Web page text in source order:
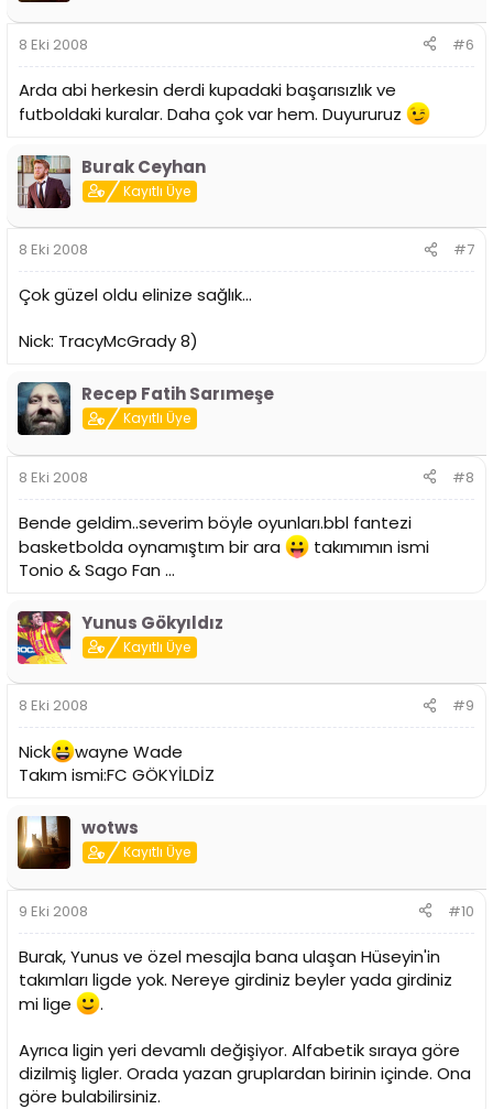
8 Eki 2008 #6
Arda abi herkesin derdi kupadaki başarısızlık ve
futboldaki kuralar. Daha çok var hem. Duyururuz
Burak Ceyhan
Kayıtlı Üye
8 Eki 2008 #7
Çok güzel oldu elinize sağlık...
Nick: TracyMcGrady 8)
Recep Fatih Sarımeşe
Kayıtlı Üye
8 Eki 2008 #8
Bende geldim..severim böyle oyunları.bbl fantezi
basketbolda oynamıştım bir ara
takımımın ismi
Tonio & Sago Fan ...
Yunus Gökyıldız
Kayıtlı Üye
8 Eki 2008 #9
Nick
wayne Wade
Takım ismi:FC GÖKYİLDİZ
wotws
Kayıtlı Üye
9 Eki 2008 #10
Burak, Yunus ve özel mesajla bana ulaşan Hüseyin'in
takımları ligde yok. Nereye girdiniz beyler yada girdiniz
mi lige
.
Ayrıca ligin yeri devamlı değişiyor. Alfabetik sıraya göre
dizilmiş ligler. Orada yazan gruplardan birinin içinde. Ona
göre bulabilirsiniz.